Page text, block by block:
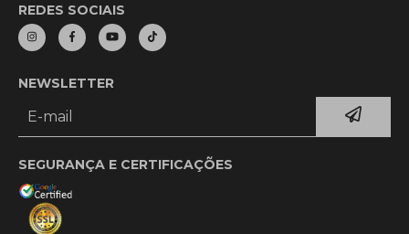
REDES SOCIAIS
NEWSLETTER
SEGURANÇA E CERTIFICAÇÕES